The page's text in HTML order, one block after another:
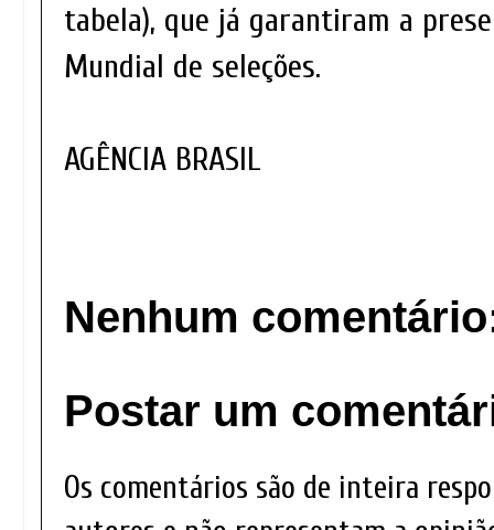
tabela), que já garantiram a
Mundial de seleções.
AGÊNCIA BRASIL
Nenhum
Postar um
Os comentários são de inteira